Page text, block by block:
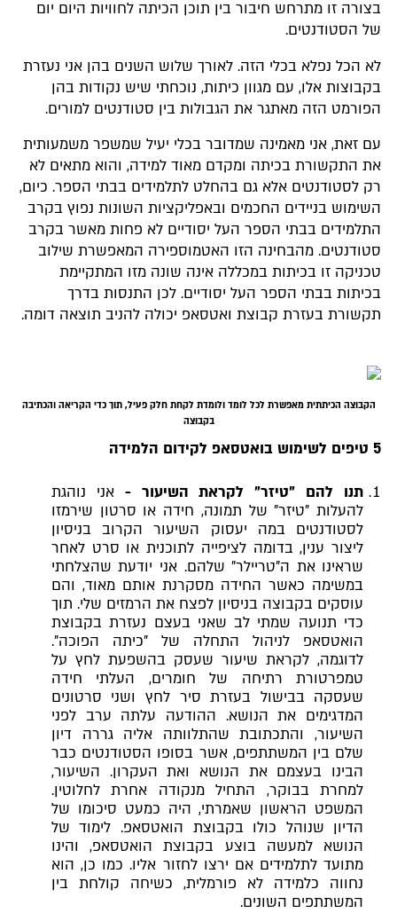
בצורה זו מתרחש חיבור בין תוכן הכיתה לחוויות היום יום
של הסטודנטים.
לא הכל נפלא בכלי הזה. לאורך שלוש השנים בהן אני נעזרת
בקבוצות אלו, עם מגוון כיתות, נוכחתי שיש נקודות בהן
הפורמט הזה מאתגר את הגבולות בין סטודנטים למורים.
עם זאת, אני מאמינה שמדובר בכלי יעיל שמשפר משמעותית
את התקשורת בכיתה ומקדם מאוד למידה, והוא מתאים לא
רק לסטודנטים אלא גם בהחלט לתלמידים בבתי הספר. כיום,
השימוש בניידים החכמים ובאפליקציות השונות נפוץ בקרב
התלמידים בבתי הספר העל יסודיים לא פחות מאשר בקרב
סטודנטים. מהבחינה הזו האטמוספירה המאפשרת שילוב
טכניקה זו בכיתות במכללה אינה שונה מזו המתקיימת
בכיתות בבתי הספר העל יסודיים. לכן התנסות בדרך
תקשורת בעזרת קבוצת ואטסאפ יכולה להניב תוצאה דומה.
הקבוצה הכיתתית מאפשרת לכל לומד ולומדת לקחת חלק פעיל, תוך כדי הקריאה והכתיבה
בקבוצה
5 טיפים לשימוש בואטסאפ לקידום הלמידה
תנו להם "טיזר" לקראת השיעור - אני נוהגת
להעלות "טיזר" של תמונה, חידה או סרטון שירמזו
לסטודנטים במה יעסוק השיעור הקרוב בניסיון
ליצור ענין, בדומה לציפייה לתוכנית או סרט לאחר
שראינו את ה"טריילר" שלהם. אני יודעת שהצלחתי
במשימה כאשר החידה מסקרנת אותם מאוד, והם
עוסקים בקבוצה בניסיון לפצח את הרמזים שלי. תוך
כדי תנועה שמתי לב שאני בעצם נעזרת בקבוצת
הואטסאפ לניהול התחלה של "כיתה הפוכה".
לדוגמה, לקראת שיעור שעסק בהשפעת לחץ על
טמפרטורת רתיחה של חומרים, העלתי חידה
שעסקה בבישול בעזרת סיר לחץ ושני סרטונים
המדגימים את הנושא. ההודעה עלתה ערב לפני
השיעור, והתכתובת שהתלוותה אליה גררה דיון
שלם בין המשתתפים, אשר בסופו הסטודנטים כבר
הבינו בעצמם את הנושא ואת העקרון. השיעור,
למחרת בבוקר, התחיל מנקודה אחרת לחלוטין.
המשפט הראשון שאמרתי, היה כמעט סיכומו של
הדיון שנוהל כולו בקבוצת הואטסאפ. לימוד של
הנושא למעשה בוצע בקבוצת הואטסאפ, והינו
מתועד לתלמידים אם ירצו לחזור אליו. כמו כן, הוא
נחווה כלמידה לא פורמלית, כשיחה קולחת בין
המשתתפים השונים.